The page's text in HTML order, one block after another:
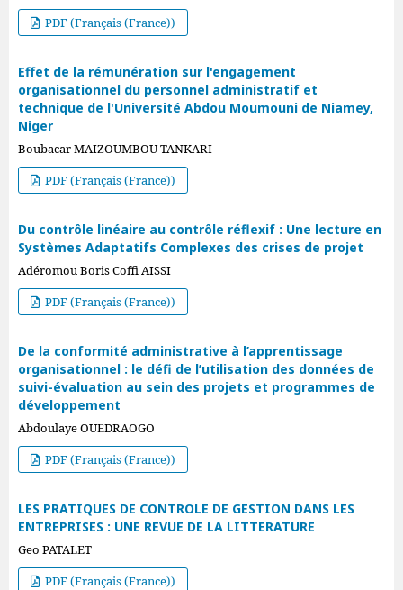
PDF (Français (France))
Effet de la rémunération sur l'engagement
organisationnel du personnel administratif et
technique de l'Université Abdou Moumouni de Niamey,
Niger
Boubacar MAIZOUMBOU TANKARI
PDF (Français (France))
Du contrôle linéaire au contrôle réflexif : Une lecture en
Systèmes Adaptatifs Complexes des crises de projet
Adéromou Boris Coffi AISSI
PDF (Français (France))
De la conformité administrative à l’apprentissage
organisationnel : le défi de l’utilisation des données de
suivi-évaluation au sein des projets et programmes de
développement
Abdoulaye OUEDRAOGO
PDF (Français (France))
LES PRATIQUES DE CONTROLE DE GESTION DANS LES
ENTREPRISES : UNE REVUE DE LA LITTERATURE
Geo PATALET
PDF (Français (France))